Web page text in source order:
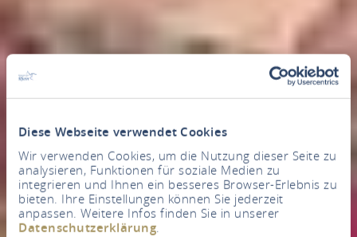
Diese Webseite verwendet Cookies
Wir verwenden Cookies, um die Nutzung dieser Seite zu
analysieren, Funktionen für soziale Medien zu
integrieren und Ihnen ein besseres Browser-Erlebnis zu
bieten. Ihre Einstellungen können Sie jederzeit
anpassen. Weitere Infos finden Sie in unserer
Datenschutzerklärung.